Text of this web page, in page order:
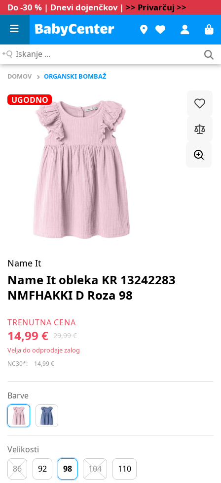
Do -30 % | Dnevi dojenčkov | >> Privarčuj >>
Iskanje
DOMOV ORGANSKI BOMBAŽ
UGODNO
Name It
Name It obleka KR 13242283
NMFHAKKI D Roza 98
TRENUTNA CENA
14,99 € 29,99 €
Velja do odprodaje zalog
NC30*: 14,99 €
Barve
Velikosti
86
92 98 104 110